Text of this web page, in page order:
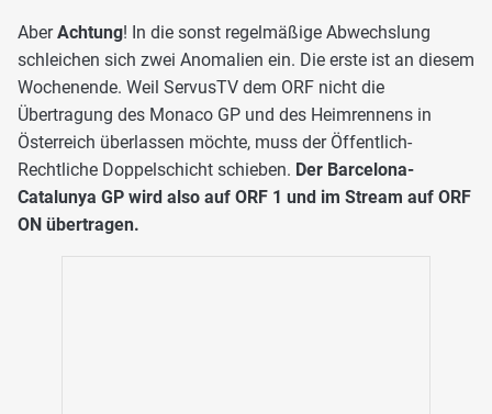
AberAchtung! In die sonst regelmäßige Abwechslung
schleichen sich zwei Anomalien ein. Die erste ist an diesem
Wochenende. Weil ServusTV dem ORF nicht die
Übertragung des Monaco GP und des Heimrennens in
Österreich überlassen möchte, muss der Öffentlich-
Rechtliche Doppelschicht schieben. Der Barcelona-
Catalunya GP wird also auf ORF 1 und im Stream auf ORF
ON übertragen.